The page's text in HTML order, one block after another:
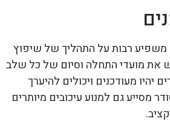
משפיע רבות על התהליך של שיפוץ
את מועדי התחלה וסיום של כל שלב
יהיו מעודכנים ויכולים להיערך
מסייע גם למנוע עיכובים מיותרים